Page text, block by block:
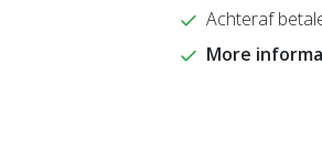
Achteraf
More